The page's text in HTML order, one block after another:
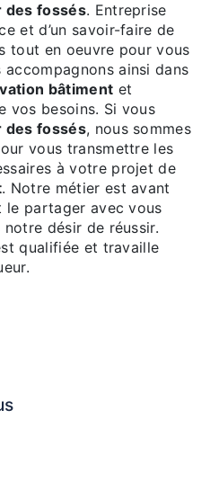
des fossés. Entreprise
et d’un savoir-faire de
tout en oeuvre pour vous
ainsi dans
bâtiment et
vos besoins. Si vous
des fossés, nous sommes
vous transmettre les
à votre projet de
. Notre métier est avant
partager avec vous
désir de réussir.
qualifiée et travaille